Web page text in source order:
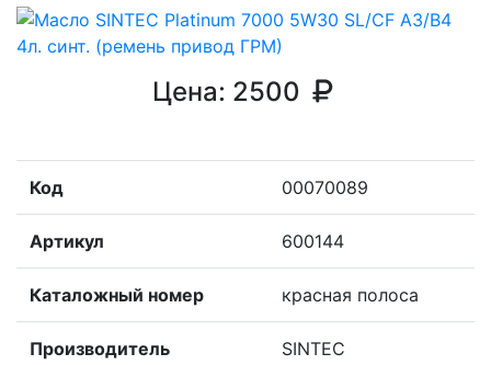
Цена: 2500
Код 00070089
Артикул 600144
Каталожный номер красная полоса
Производитель SINTEC